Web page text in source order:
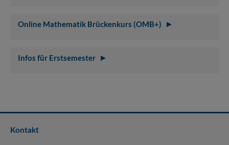
Online Mathematik Brückenkurs (OMB+)
Infos für Erstsemester
Kontakt